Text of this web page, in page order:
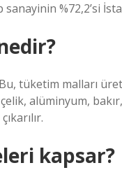
%72,2’si
tüketim malları
çelik, alüminyum,
kapsar?